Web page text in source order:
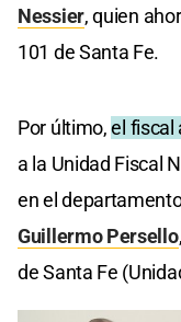
Nessier, quien
101 de Santa Fe.
Por último,el fiscal
a la Unidad Fiscal
en el
Guillermo Persello
de Santa Fe